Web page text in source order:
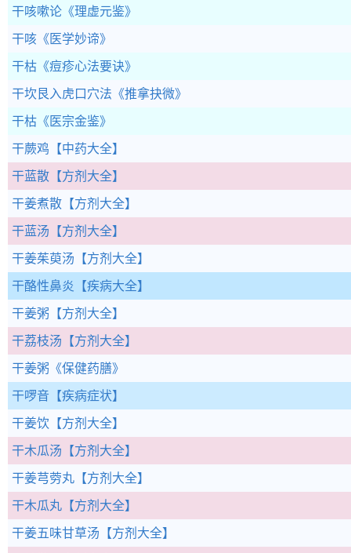
干咳嗽论 《理虚元鉴》
干咳 《医学妙谛》
干枯 《痘疹心法要诀》
干坎艮入虎口穴法 《推拿抉微》
干枯 《医宗金鉴》
干蕨鸡 【中药大全】
干蓝散 【方剂大全】
干姜煮散 【方剂大全】
干蓝汤 【方剂大全】
干姜茱萸汤 【方剂大全】
干酪性鼻炎 【疾病大全】
干姜粥 【方剂大全】
干荔枝汤 【方剂大全】
干姜粥 《保健药膳》
干啰音 【疾病症状】
干姜饮 【方剂大全】
干木瓜汤 【方剂大全】
干姜芎䓖丸 【方剂大全】
干木瓜丸 【方剂大全】
干姜五味甘草汤 【方剂大全】